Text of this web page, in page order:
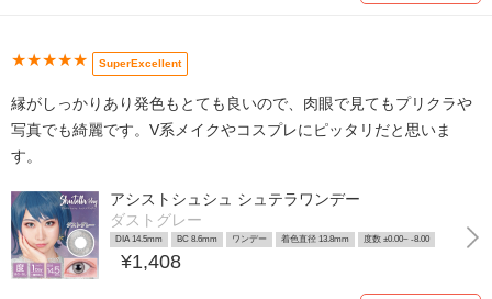
★★★★★ SuperExcellent
縁がしっかりあり発色もとても良いので、肉眼で見てもプリクラや
写真でも綺麗です。V系メイクやコスプレにピッタリだと思いま
す。
アシストシュシュ シュテラワンデー
ダストグレー
DIA 14.5mm BC 8.6mm ワンデー 着色直径 13.8mm 度数 ±0.00~ -8.00
¥1,408